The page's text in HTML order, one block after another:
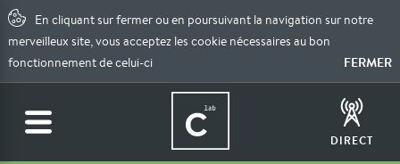
En cliquant sur fermer ou en poursuivant la navigation sur notre
merveilleux site, vous acceptez les cookie nécessaires au bon
fonctionnement de celui-ci
FERMER
DIRECT